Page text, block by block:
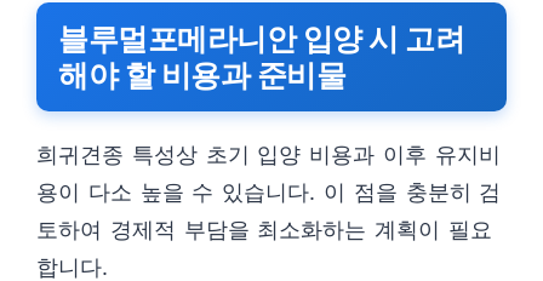
블루멀포메라니안 입양 시 고려
해야 할 비용과 준비물
희귀견종 특성상 초기 입양 비용과 이후 유지비
용이 다소 높을 수 있습니다. 이 점을 충분히 검
토하여 경제적 부담을 최소화하는 계획이 필요
합니다.